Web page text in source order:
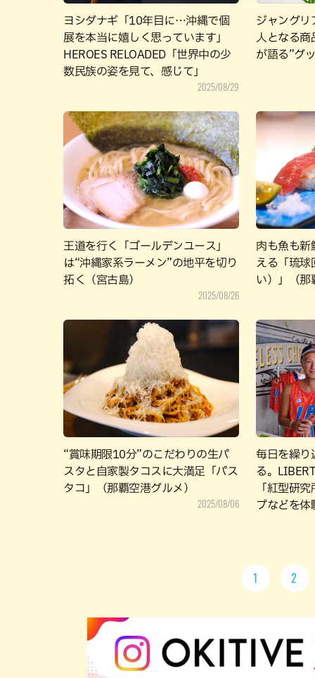
ヨシダナギ「10年目に…沖縄で個
展を本当に嬉しく思っています」
HEROES RELOADED「世界中の少
数民族の姿を見て、感じて」
2025/08/29
ジャングリ
人となる
が語る”グ
王道を行く「ゴールデンユース」
は“沖縄家系ラーメン”の地平を切り
拓く（宮古島）
2025/08/26
肉も魚も新
える「琉球
い）」（那
“賞味期限10分”のこだわりの生パ
スタと自家製タコスに大満足「パス
タコ」（那覇空港グルメ）
2025/08/06
毎日を繰り
る。
「紅型研
プなどを体
1 2